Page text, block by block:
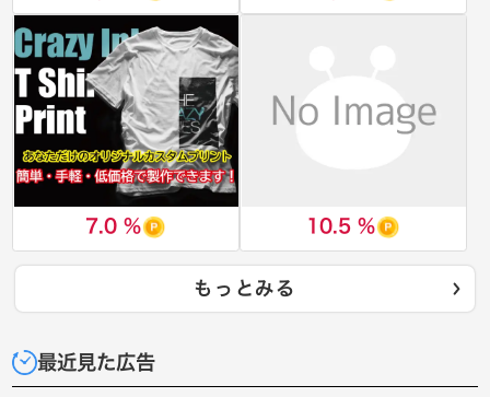
7.0 % 10.5 %
もっとみる
最近見た広告